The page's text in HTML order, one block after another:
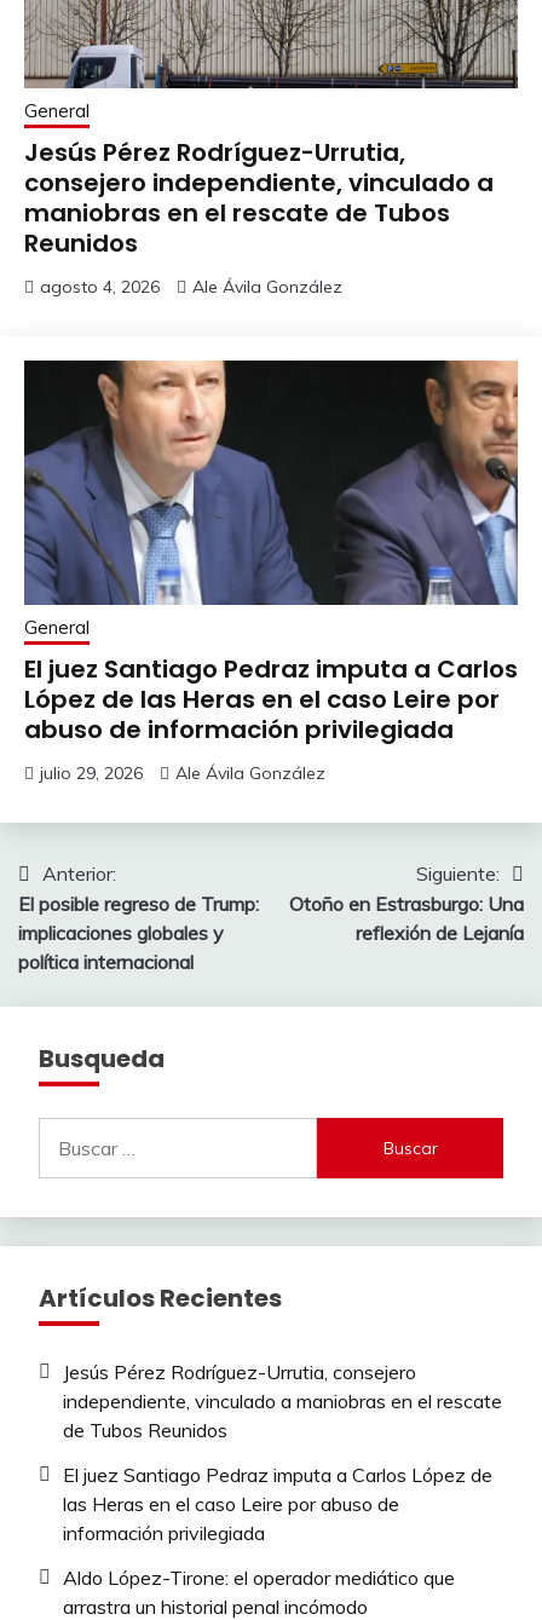
General
Jesús Pérez Rodríguez-Urrutia,
consejero independiente, vinculado a
maniobras en el rescate de Tubos
Reunidos
agosto 4, 2026 Ale Ávila González
General
El juez Santiago Pedraz imputa a Carlos
López de las Heras en el caso Leire por
abuso de información privilegiada
julio 29, 2026 Ale Ávila González
Navegación
de
entradas
Anterior:
El posible regreso de Trump:
implicaciones globales y
política internacional
Siguiente:
Otoño en Estrasburgo: Una
reflexión de Lejanía
Busqueda
Artículos Recientes
Jesús Pérez Rodríguez-Urrutia, consejero
independiente, vinculado a maniobras en el rescate
de Tubos Reunidos
El juez Santiago Pedraz imputa a Carlos López de
las Heras en el caso Leire por abuso de
información privilegiada
Aldo López-Tirone: el operador mediático que
arrastra un historial penal incómodo